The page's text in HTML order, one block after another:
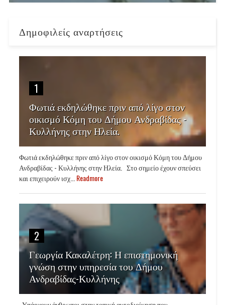
Δημοφιλείς αναρτήσεις
1
Φωτιά εκδηλώθηκε πριν από λίγο στον
οικισμό Κόμη του Δήμου Ανδραβίδας -
Κυλλήνης στην Ηλεία.
Φωτιά εκδηλώθηκε πριν από λίγο στον οικισμό Κόμη του Δήμου
Ανδραβίδας - Κυλλήνης στην Ηλεία. Στο σημείο έχουν σπεύσει
και επιχειρούν ισχ...Readmore
2
Γεωργία Κακαλέτρη: Η επιστημονική
γνώση στην υπηρεσία του Δήμου
Ανδραβίδας-Κυλλήνης